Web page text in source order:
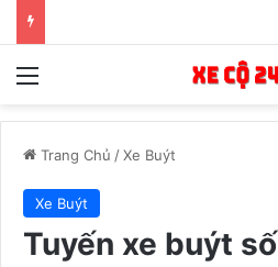
Menu
Trang Chủ /Xe Buýt
Xe Buýt
Tuyến xe buýt